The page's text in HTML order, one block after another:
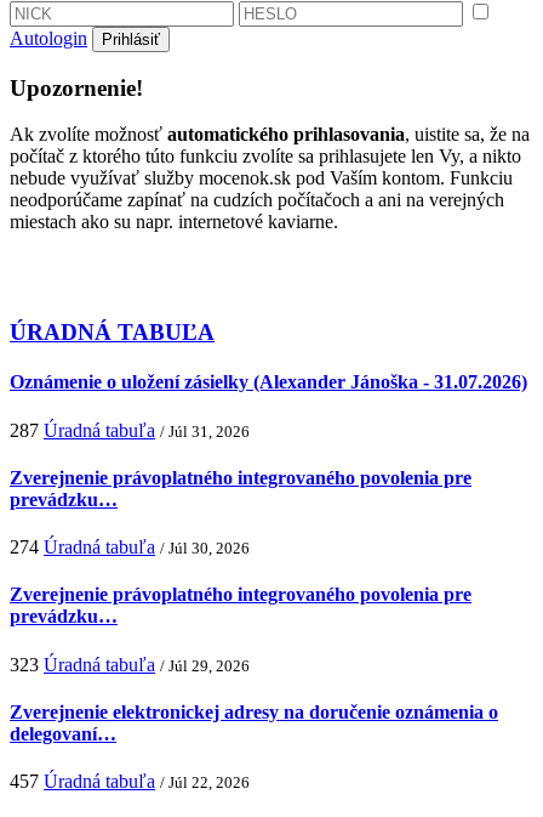
Autologin Prihlásiť
Upozornenie!
Ak zvolíte možnosť automatického prihlasovania, uistite sa, že na
počítač z ktorého túto funkciu zvolíte sa prihlasujete len Vy, a nikto
nebude využívať služby mocenok.sk pod Vaším kontom. Funkciu
neodporúčame zapínať na cudzích počítačoch a ani na verejných
miestach ako su napr. internetové kaviarne.
ÚRADNÁ TABUĽA
Oznámenie o uložení zásielky (Alexander Jánoška - 31.07.2026)
287 Úradná tabuľa / Júl 31, 2026
Zverejnenie právoplatného integrovaného povolenia pre
prevádzku…
274 Úradná tabuľa / Júl 30, 2026
Zverejnenie právoplatného integrovaného povolenia pre
prevádzku…
323 Úradná tabuľa / Júl 29, 2026
Zverejnenie elektronickej adresy na doručenie oznámenia o
delegovaní…
457 Úradná tabuľa / Júl 22, 2026